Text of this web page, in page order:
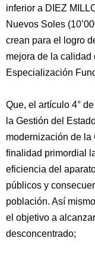
inferior a DIEZ
Nuevos Soles
crean para el logro
mejora de la
Especialización
Que, el artículo 4°
la Gestión del
modernización de la
finalidad primordial
eficiencia del
públicos y
población. Así
el objetivo a
desconcentrado;